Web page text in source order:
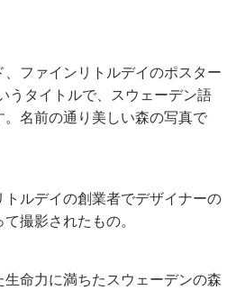
ファインリトルデイのポスター
うタイトルで、スウェーデン語
名前の通り美しい森の写真で
ルデイの創業者でデザイナーの
撮影されたもの。
命力に満ちたスウェーデンの森